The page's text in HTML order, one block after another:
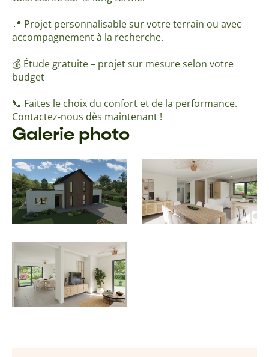
📍 Projet personnalisable sur votre terrain ou avec
accompagnement à la recherche.
💰 Étude gratuite – projet sur mesure selon votre
budget
📞 Faites le choix du confort et de la performance.
Contactez-nous dès maintenant !
Galerie photo